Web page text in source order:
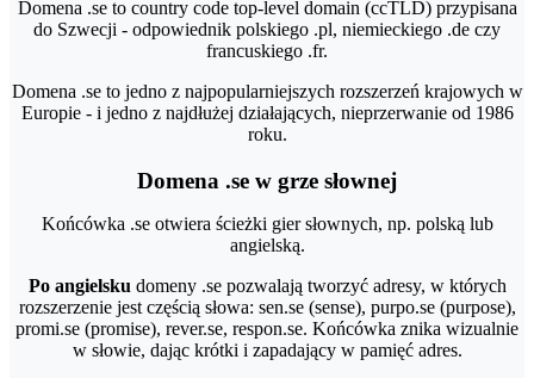
Domena .se to country code top-level domain (ccTLD) przypisana
do Szwecji - odpowiednik polskiego .pl, niemieckiego .de czy
francuskiego .fr.
Domena .se to jedno z najpopularniejszych rozszerzeń krajowych w
Europie - i jedno z najdłużej działających, nieprzerwanie od 1986
roku.
Domena .se w grze słownej
Końcówka .se otwiera ścieżki gier słownych, np. polską lub
angielską.
Po angielsku domeny .se pozwalają tworzyć adresy, w których
rozszerzenie jest częścią słowa: sen.se (sense), purpo.se (purpose),
promi.se (promise), rever.se, respon.se. Końcówka znika wizualnie
w słowie, dając krótki i zapadający w pamięć adres.